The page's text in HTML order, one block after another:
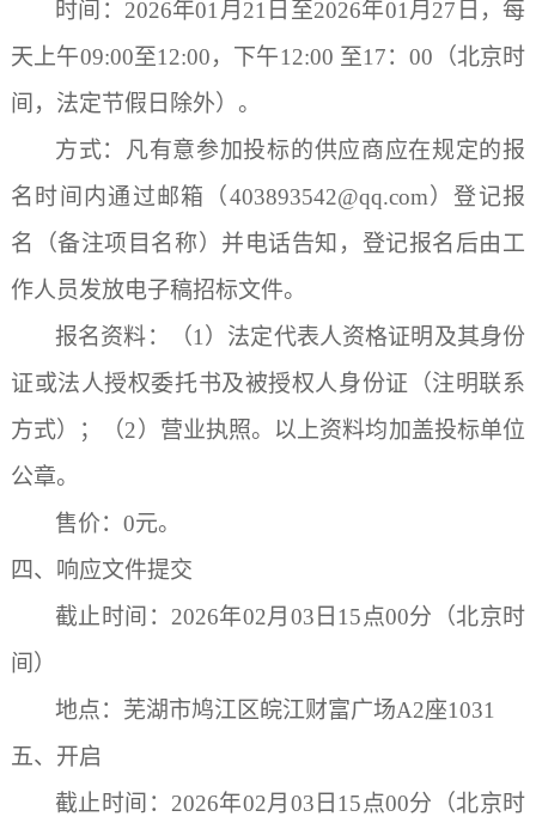
时间： 2026年01 月 21 日至2026年01 月 27 日，每
天上午09:00至12:00，下午12:00 至17：00 （北京时
间，法定节假日除外） 。
方式：凡有意参加投标的供应商应在规定的报
名时间内通过邮箱（403893542@qq.com）登记报
名
（备注项目名称） 并电话告知，登记报名后由工
作人员发放电子稿招标文件。
报名资料：（1）法定代表人资格证明及其身份
证或法人授权委托书及被授权人身份证（注明联系
方式）；（2）营业执照。以上资料均加盖投标单位
公章。
售价： 0元。
四、响应文件提交
截止时间： 2026年02月03日15点00分 （北京时
间）
地点： 芜湖市鸠江区皖江财富广场A2座1031
五、开启
截止时间： 2026年02月03日15点00分 （北京时